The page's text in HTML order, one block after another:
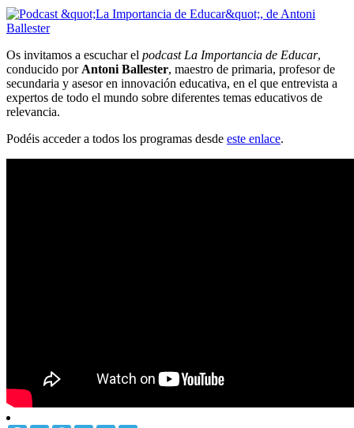
Os invitamos a escuchar el podcast La Importancia de Educar,
conducido por Antoni Ballester, maestro de primaria, profesor de
secundaria y asesor en innovación educativa, en el que entrevista a
expertos de todo el mundo sobre diferentes temas educativos de
relevancia.
Podéis acceder a todos los programas desde este enlace.